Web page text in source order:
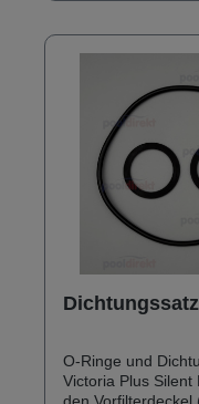
O-Ringe und
Victoria Plus Silent